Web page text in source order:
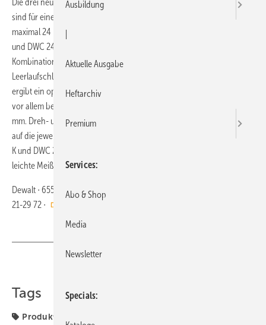
Die drei neuen SDS-plus Bohrhämmer von Dewalt in der 2-kg-Klasse
sind für eine Vielzahl von Arbeiten geeignet. Für Bohrungen bis
maximal 24 mm Durchmesser sind die Modelle D 25012 K, D 25013 K
und DWC 24 K3 (alle mit Pistolenhandgriff) eine gute Wahl. Die
Kombination von Leistungsaufnahme, Leerlaufdrehzahl,
Leerlaufschlagzahl und einer Einzelschlagenergie von bis zu 3,1 Joule
ergibt ein optimales Verhältnis für hohe Leistung und Produktivität,
vor allem bei kleinen und mittleren Bohrdurchmessern von 6 bis 12
mm. Dreh- und Schlagzahl lassen sich elektronisch regulieren und so
auf die jeweilige Anwendung abstimmen. Die beiden Modelle D 25013
K und DWC 24 K3 verfügen zusätzlich über eine Meißelfunktion für
leichte Meißelarbeiten.
Dewalt ∙ 65502 Idstein ∙ Telefon (0 61 26) 21-23 97 ∙ Telefax (0 61 26)
21-29 72 ∙
Tags
Produkte
Ausbildung
Aktuelle Ausgabe
Heftarchiv
Premium
Services
Abo & Shop
Media
Newsletter
Specials